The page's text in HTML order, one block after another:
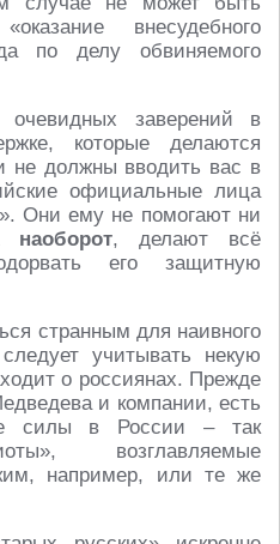
внесудебного
по делу обвиняемого
очевидных заверений в
которые делаются
должны вводить вас в
официальные лица
Они ему не помогают ни
наоборот, делают всё
его защитную
странным для наивного
учитывать некую
о россиянах. Прежде
и компании, есть
силы в России – так
возглавляемые
например, или те же